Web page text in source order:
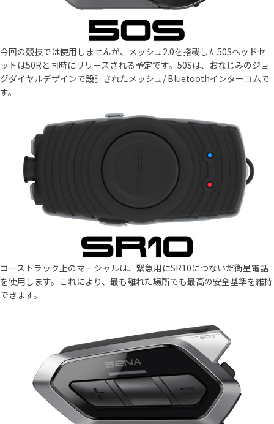
今回の競技では使用しませんが、メッシュ2.0を搭載した50Sヘッドセ
ットは50Rと同時にリリースされる予定です。50Sは、おなじみのジョ
グダイヤルデザインで設計されたメッシュ/ Bluetoothインターコムで
す。
コーストラック上のマーシャルは、緊急用にSR10につないだ衛星電話
を使用します。これにより、最も離れた場所でも最高の安全基準を維持
できます。